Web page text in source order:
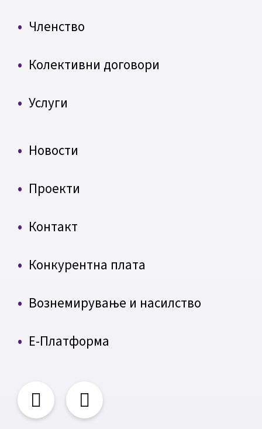
Членство
Колективни договори
Услуги
Новости
Проекти
Контакт
Конкурентна плата
Вознемирување и насилство
Е-Платформа